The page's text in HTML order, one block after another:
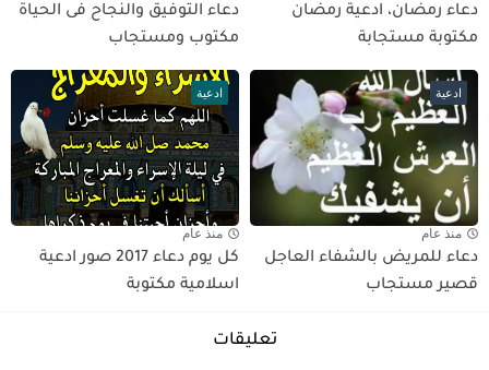
دعاء رمضان، ادعية رمضان
مكتوبة مستجابة
دعاء التوفيق والنجاح فى الحياة
مكتوب ومستجاب
ادعية
منذ عام
دعاء للمريض بالشفاء العاجل
قصير مستجاب
ادعية
منذ عام
كل يوم دعاء 2017 صور ادعية
اسلامية مكتوبة
تعليقات